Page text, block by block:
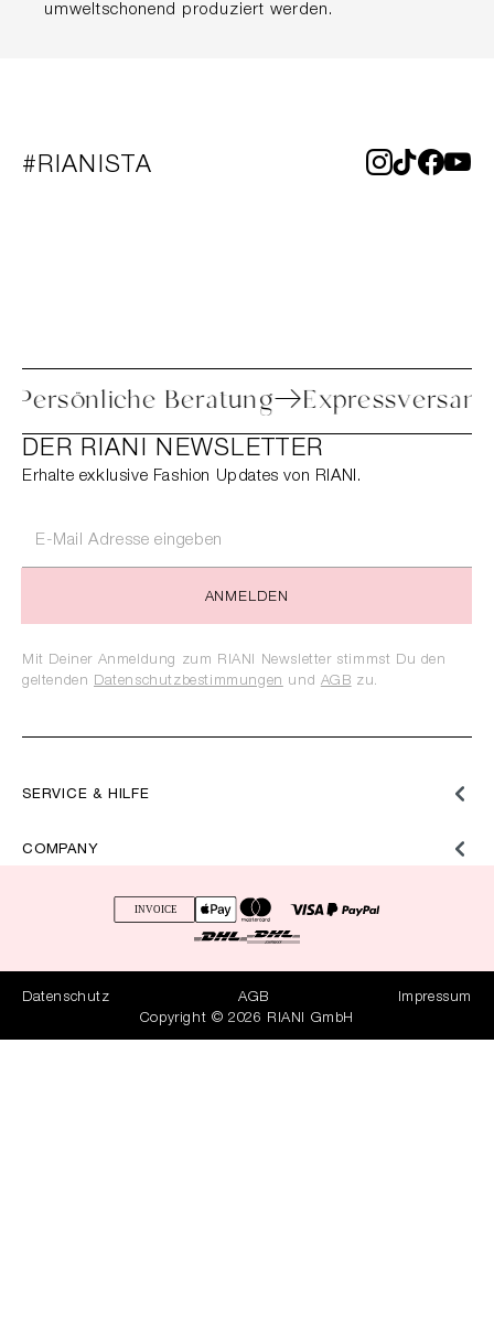
umweltschonend produziert werden.
#RIANISTA
Persönliche Beratung
SERVICE & HILFE
COMPANY
DER RIANI NEWSLETTER
Erhalte exklusive Fashion Updates von RIANI.
ANMELDEN
Mit Deiner Anmeldung zum RIANI Newsletter stimmst Du den
geltenden Datenschutzbestimmungen und AGB zu.
Datenschutz AGB
Impressum
Copyright © 2026 RIANI GmbH